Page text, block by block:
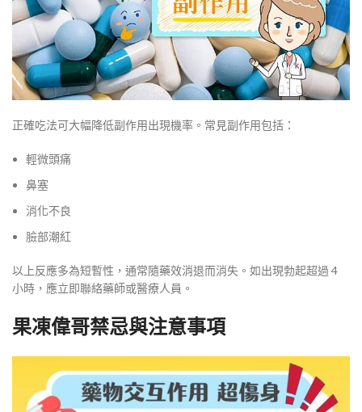
正確吃法可大幅降低副作用出現機率。常見副作用包括：
輕微頭痛
鼻塞
消化不良
臉部潮紅
以上反應多為短暫性，通常隨藥效消退而消失。如出現勃起超過 4
小時，應立即聯絡藥師或醫療人員。
果凍偉哥禁忌與注意事項